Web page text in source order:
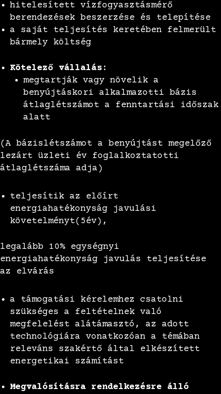
hitelesített vízfogyasztásmérő
berendezések beszerzése és telepítése
a saját teljesítés keretében felmerült
bármely költség
Kötelező vállalás:
megtartják vagy növelik a
benyújtáskori alkalmazotti bázis
átlaglétszámot a fenntartási időszak
alatt
(A bázislétszámot a benyújtást megelőző
lezárt üzleti év foglalkoztatotti
átlaglétszáma adja)
teljesítik az előírt
energiahatékonyság javulási
követelményt(5év),
legalább 10% egységnyi
energiahatékonyság javulás teljesítése
az elvárás
a támogatási kérelemhez csatolni
szükséges a feltételnek való
megfelelést alátámasztó, az adott
technológiára vonatkozóan a témában
releváns szakértő által elkészített
energetikai számítást
Megvalósításra rendelkezésre álló